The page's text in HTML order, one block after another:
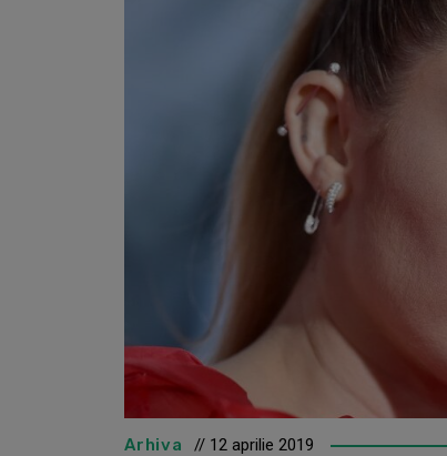
Arhiva // 12 aprilie 2019